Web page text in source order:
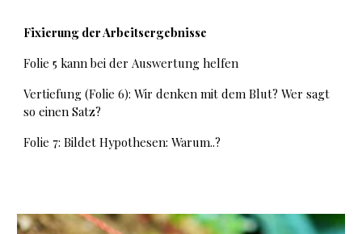
Fixierung der Arbeitsergebnisse
Folie 5 kann bei der Auswertung helfen
Vertiefung (Folie 6): Wir denken mit dem Blut? Wer sagt
so einen Satz?
Folie 7: Bildet Hypothesen: Warum..?